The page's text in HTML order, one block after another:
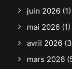
juin 2026 (1)
mai 2026 (1)
avril 2026
mars 2026